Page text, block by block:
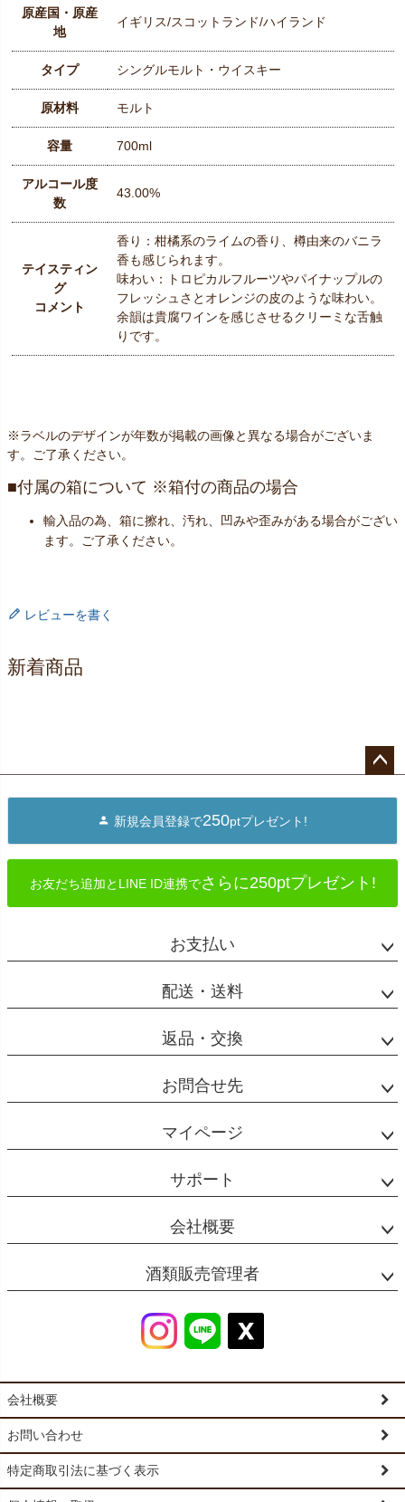
原産国・原産
地
イギリス/スコットランド/ハイランド
タイプ シングルモルト・ウイスキー
原材料 モルト
容量 700ml
アルコール度
数
43.00%
テイスティン
グ
コメント
香り：柑橘系のライムの香り、樽由来のバニラ
香も感じられます。
味わい：トロピカルフルーツやパイナップルの
フレッシュさとオレンジの皮のような味わい。
余韻は貴腐ワインを感じさせるクリーミな舌触
りです。
※ラベルのデザインが年数が掲載の画像と異なる場合がございま
す。ご了承ください。
付属の箱について ※箱付の商品の場合
輸入品の為、箱に擦れ、汚れ、凹みや歪みがある場合がござい
ます。ご了承ください。
レビューを書く
新着商品
へ
新規会員登録で250ptプレゼント!
お友だち追加とLINE ID連携でさらに250ptプレゼント!
お支払い
配送・送料
返品・交換
お問合せ先
マイページ
サポート
会社概要
酒類販売管理者
会社概要
お問い合わせ
特定商取引法に基づく表示